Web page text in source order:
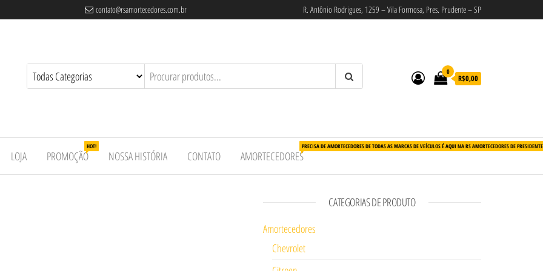
contato@rsamortecedores.com.br R. Antônio Rodrigues, 1259 – Vila Formosa, Pres. Prudente – SP
0
R$0,00
LOJA PROMOÇÃO
HOT!
NOSSA HISTÓRIA CONTATO AMORTECEDORES
PRECISA DE AMORTECEDORES DE TODAS AS MARCAS DE VEÍCULOS É AQUI NA RS AMORTECEDORES DE
CATEGORIAS DE PRODUTO
Amortecedores
Chevrolet